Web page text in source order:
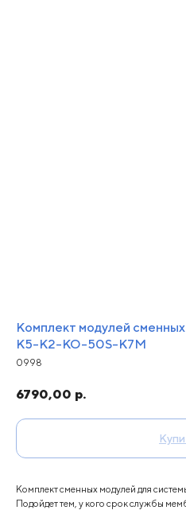
Комплект модулей
К5-К2-КО-50S-К7М
0998
6790,00 р.
Комплект сменных модулей для
Подойдет тем, у кого срок службы